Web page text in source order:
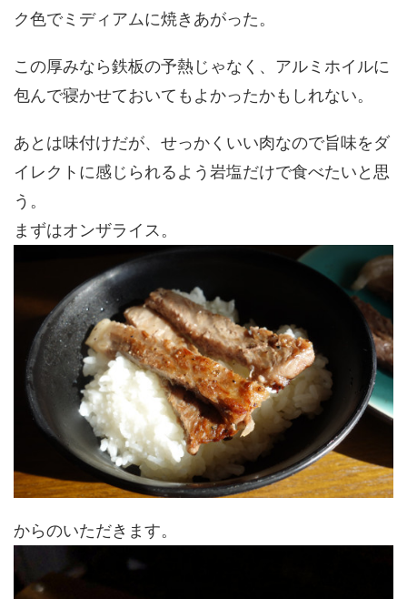
ク色でミディアムに焼きあがった。
この厚みなら鉄板の予熱じゃなく、アルミホイルに
包んで寝かせておいてもよかったかもしれない。
あとは味付けだが、せっかくいい肉なので旨味をダ
イレクトに感じられるよう岩塩だけで食べたいと思
う。
まずはオンザライス。
からのいただきます。